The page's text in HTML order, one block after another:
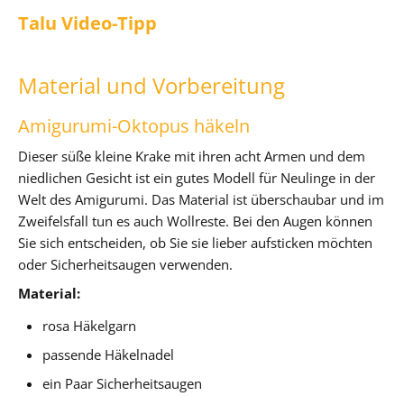
Talu Video-Tipp
Material und Vorbereitung
Amigurumi-Oktopus häkeln
Dieser süße kleine Krake mit ihren acht Armen und dem
niedlichen Gesicht ist ein gutes Modell für Neulinge in der
Welt des Amigurumi. Das Material ist überschaubar und im
Zweifelsfall tun es auch Wollreste. Bei den Augen können
Sie sich entscheiden, ob Sie sie lieber aufsticken möchten
oder Sicherheitsaugen verwenden.
Material:
rosa Häkelgarn
passende Häkelnadel
ein Paar Sicherheitsaugen